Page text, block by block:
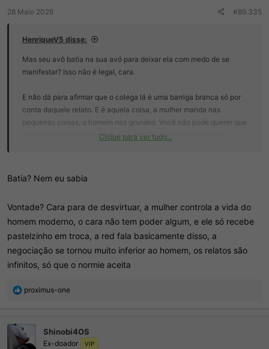
28 Maio 2026 #89.335
HenriqueV5 disse:
Mas seu avô batia na sua avó para deixar ela com medo de se
manifestar? Isso não é legal, cara.
E não dá para afirmar que o colega lá é uma barriga branca só por
conta daquele relato. E é aquela coisa, a mulher manda nas
pequenas coisas, o homem nas grandes. Você não pode querer que
a mulher não tenha vontade de nada. Se continuar com esse
runner.
Clique para ver tudo...
Batia? Nem eu sabia
Vontade? Cara para de desvirtuar, a mulher controla a vida do
homem moderno, o cara não tem poder algum, e ele só recebe
pastelzinho em troca, a red fala basicamente disso, a
negociação se tornou muito inferior ao homem, os relatos são
infinitos, só que o normie aceita
R
õ
e
proximus-one
Shinobi4OS
Ex-doador VIP